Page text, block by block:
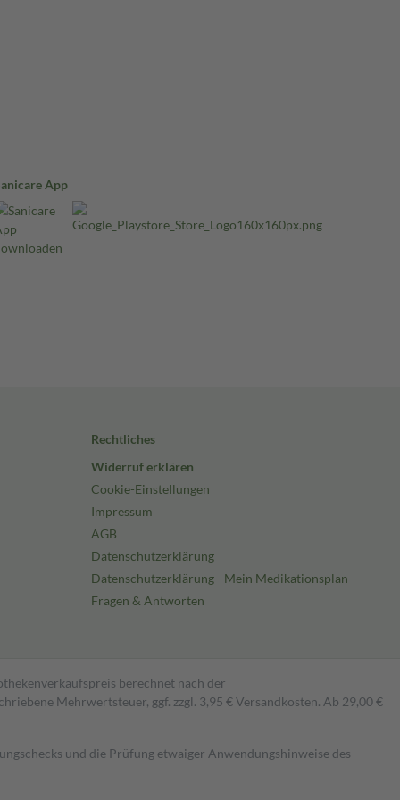
App
Rechtliches
Widerruf erklären
Cookie-Einstellungen
Impressum
AGB
Datenschutzerklärung
Datenschutzerklärung - Mein Medikationsplan
Fragen & Antworten
berechnet nach der
Mehrwertsteuer, ggf. zzgl. 3,95 € Versandkosten. Ab 29,00 €
und die Prüfung etwaiger Anwendungshinweise des